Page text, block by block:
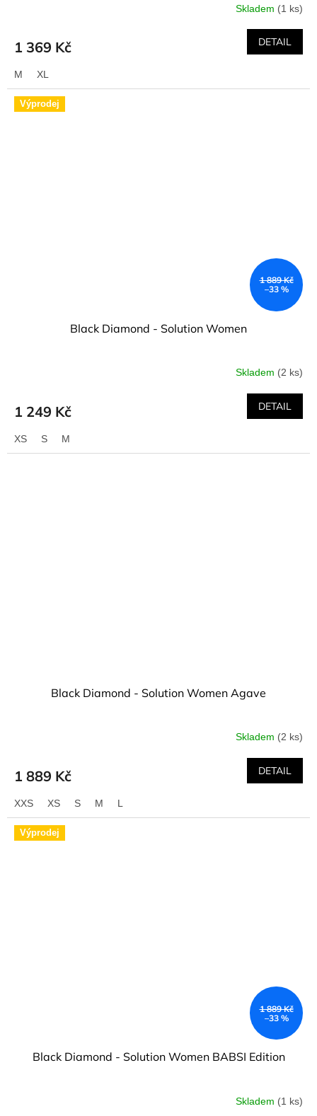
Skladem (1 ks)
1 369 Kč DETAIL
M XL
Výprodej
1 889 Kč
–33 %
Black Diamond - Solution Women
Skladem (2 ks)
1 249 Kč DETAIL
XS S M
Black Diamond - Solution Women Agave
Skladem (2 ks)
1 889 Kč DETAIL
XXS XS S M L
Výprodej
1 889 Kč
–33 %
Black Diamond - Solution Women BABSI Edition
Skladem (1 ks)